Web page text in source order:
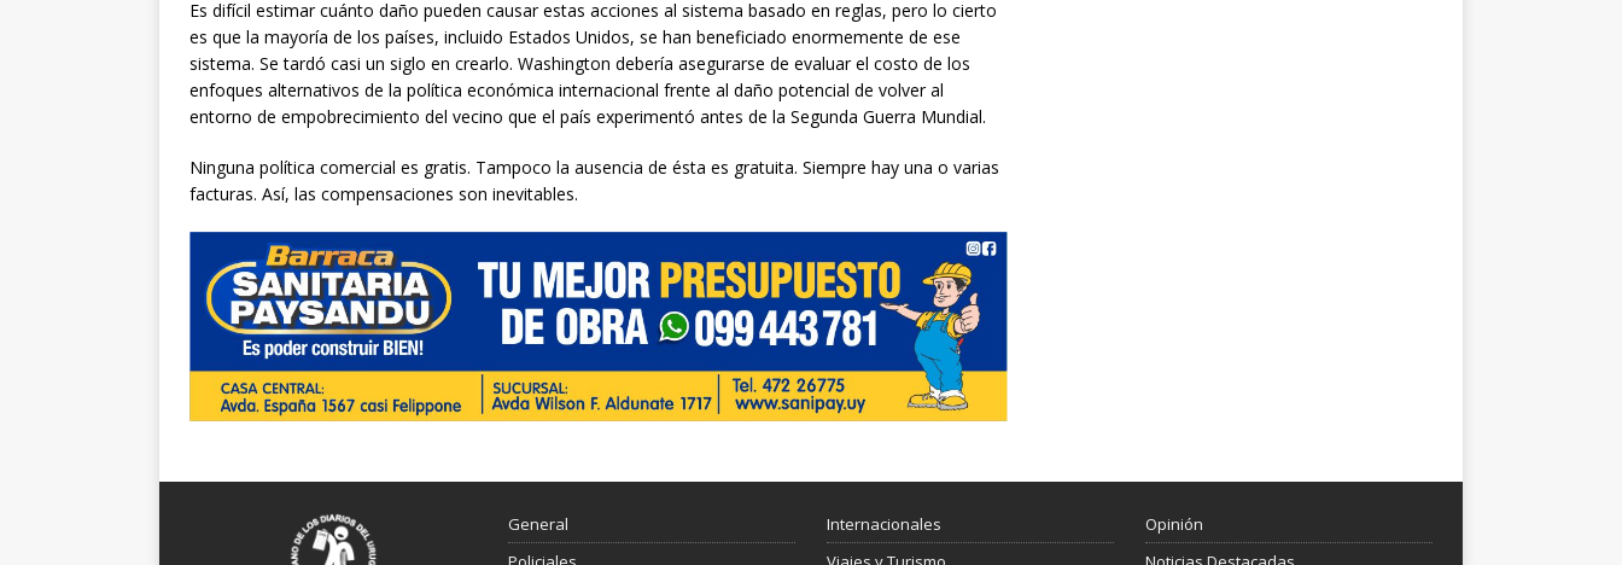
Es difícil estimar cuánto daño pueden causar estas acciones al sistema basado en reglas, pero lo cierto
es que la mayoría de los países, incluido Estados Unidos, se han beneficiado enormemente de ese
sistema. Se tardó casi un siglo en crearlo. Washington debería asegurarse de evaluar el costo de los
enfoques alternativos de la política económica internacional frente al daño potencial de volver al
entorno de empobrecimiento del vecino que el país experimentó antes de la Segunda Guerra Mundial.
Ninguna política comercial es gratis. Tampoco la ausencia de ésta es gratuita. Siempre hay una o varias
facturas. Así, las compensaciones son inevitables.
General
Internacionales
Opinión